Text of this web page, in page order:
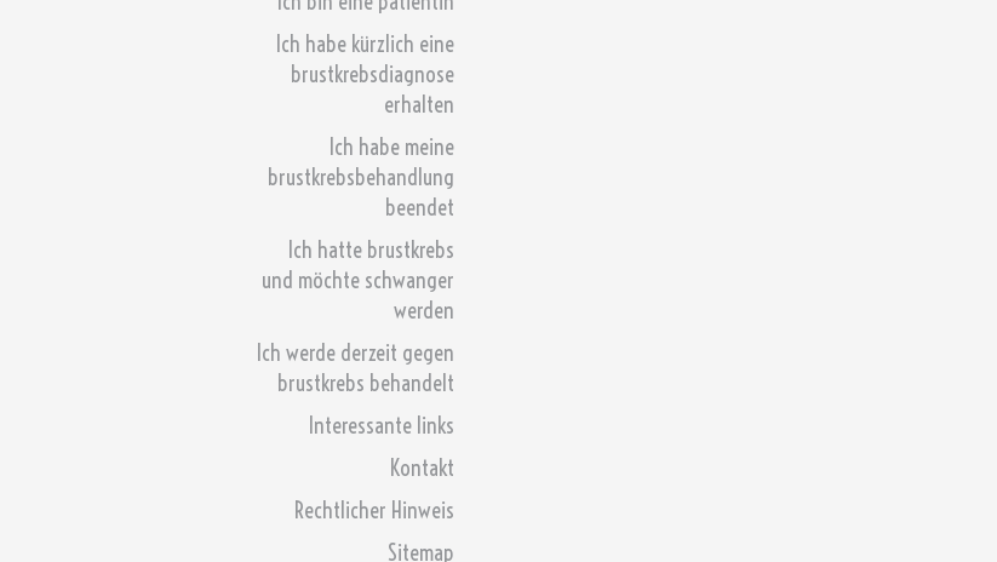
Ich habe kürzlich eine
brustkrebsdiagnose
erhalten
Ich habe meine
brustkrebsbehandlung
beendet
Ich hatte brustkrebs
und möchte schwanger
werden
Ich werde derzeit gegen
brustkrebs behandelt
Interessante links
Kontakt
Rechtlicher Hinweis
Sitemap